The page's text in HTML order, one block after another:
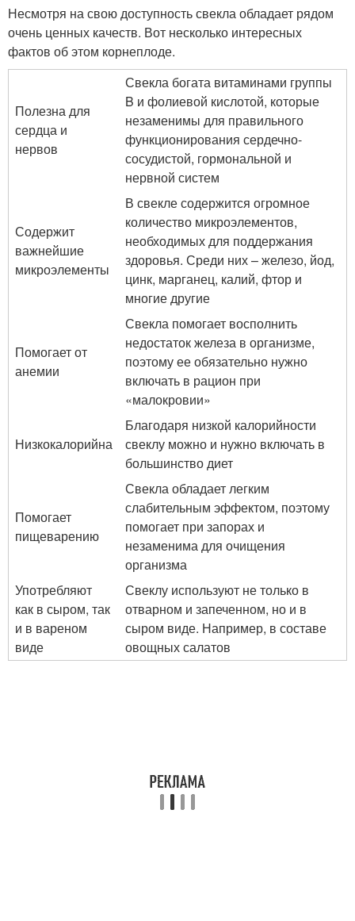
Несмотря на свою доступность свекла обладает рядом
очень ценных качеств. Вот несколько интересных
фактов об этом корнеплоде.
Полезна для
сердца и
нервов
Свекла богата витаминами группы
B и фолиевой кислотой, которые
незаменимы для правильного
функционирования сердечно-
сосудистой, гормональной и
нервной систем​​​​​​​
Содержит
важнейшие
микроэлементы
В свекле содержится огромное
количество микроэлементов,
необходимых для поддержания
здоровья. Среди них – железо, йод,
цинк, марганец, калий, фтор и
многие другие
Помогает от
анемии
Свекла помогает восполнить
недостаток железа в организме,
поэтому ее обязательно нужно
включать в рацион при
«малокровии»
Низкокалорийна
Благодаря низкой калорийности
свеклу можно и нужно включать в
большинство диет
Помогает
пищеварению
Свекла обладает легким
слабительным эффектом, поэтому
помогает при запорах и
незаменима для очищения
организма
Употребляют
как в сыром, так
и в вареном
виде
Свеклу используют не только в
отварном и запеченном, но и в
сыром виде. Например, в составе
овощных салатов